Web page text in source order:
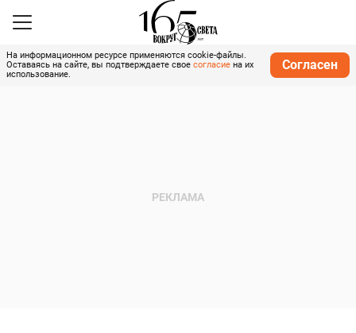
На информационном ресурсе применяются cookie-файлы.
Оставаясь на сайте, вы подтверждаете свое согласие на их
использование.
Согласен